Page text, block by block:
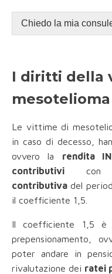
Chiedo la mia
I diritti della
Le vittime di
in caso di decesso,
ovvero la rendita
contributivi
contributivadel
il coefficiente 1,5.
Il coefficiente 1,5
prepensionamento,
poter andare in
rivalutazione dei ratei